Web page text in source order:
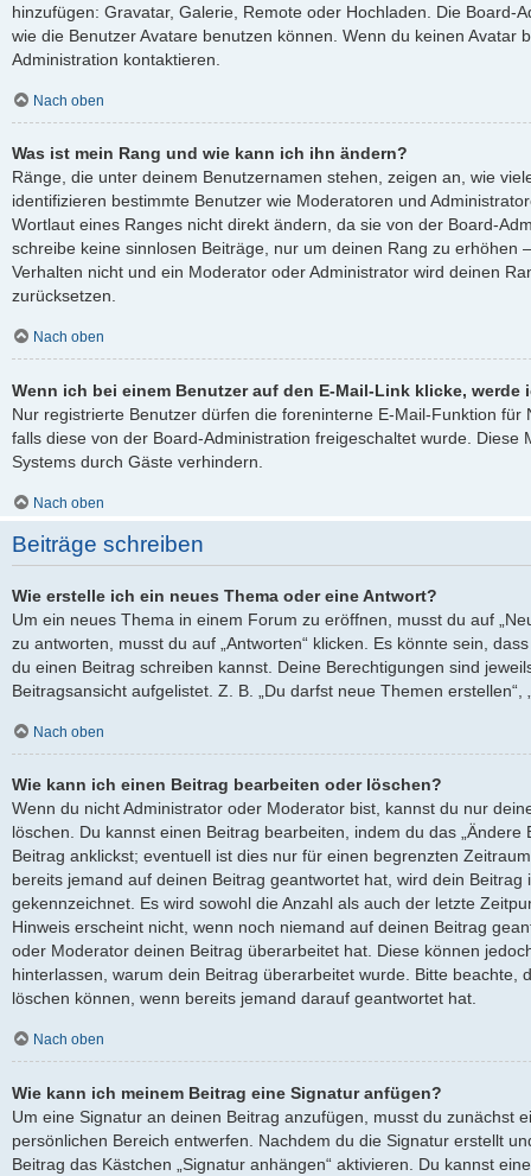
hinzufügen: Gravatar, Galerie, Remote oder Hochladen. Die Board-
wie die Benutzer Avatare benutzen können. Wenn du keinen Avatar
Administration kontaktieren.
Nach oben
Was ist mein Rang und wie kann ich ihn ändern?
Ränge, die unter deinem Benutzernamen stehen, zeigen an, wie
identifizieren bestimmte Benutzer wie Moderatoren und
Wortlaut eines Ranges nicht direkt ändern, da sie von der Board-
schreibe keine sinnlosen Beiträge, nur um deinen Rang zu
Verhalten nicht und ein Moderator oder Administrator wird deinen
zurücksetzen.
Nach oben
Wenn ich bei einem Benutzer auf den E-Mail-Link klicke,
Nur registrierte Benutzer dürfen die foreninterne E-Mail-Funktion
falls diese von der Board-Administration freigeschaltet wurde. Diese
Systems durch Gäste verhindern.
Nach oben
Beiträge schreiben
Wie erstelle ich ein neues Thema oder eine Antwort?
Um ein neues Thema in einem Forum zu eröffnen, musst du auf
zu antworten, musst du auf „Antworten“ klicken. Es könnte sein,
du einen Beitrag schreiben kannst. Deine Berechtigungen sind
Beitragsansicht aufgelistet. Z. B. „Du darfst neue Themen erstellen“,
Nach oben
Wie kann ich einen Beitrag bearbeiten oder löschen?
Wenn du nicht Administrator oder Moderator bist, kannst du nur
löschen. Du kannst einen Beitrag bearbeiten, indem du das
Beitrag anklickst; eventuell ist dies nur für einen begrenzten
bereits jemand auf deinen Beitrag geantwortet hat, wird dein
gekennzeichnet. Es wird sowohl die Anzahl als auch der letzte
Hinweis erscheint nicht, wenn noch niemand auf deinen Beitrag
oder Moderator deinen Beitrag überarbeitet hat. Diese können
hinterlassen, warum dein Beitrag überarbeitet wurde. Bitte beachte,
löschen können, wenn bereits jemand darauf geantwortet hat.
Nach oben
Wie kann ich meinem Beitrag eine Signatur anfügen?
Um eine Signatur an deinen Beitrag anzufügen, musst du zunächst
persönlichen Bereich entwerfen. Nachdem du die Signatur erstellt
Beitrag das Kästchen „Signatur anhängen“ aktivieren. Du kannst